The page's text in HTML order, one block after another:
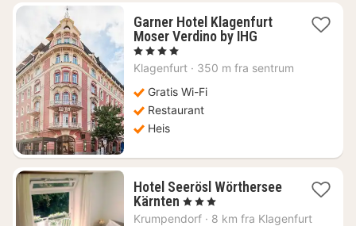
Garner Hotel Klagenfurt
Moser Verdino by IHG1
fra
, 4 Stjerner
Klagenfurt · 350 m fra sentrum
Gratis Wi-Fi
Restaurant
Heis
Hotel Seerösl Wörthersee
Kärnten 1
natt
, 3 Stjerner
Krumpendorf · 8 km fra Klagenfurt